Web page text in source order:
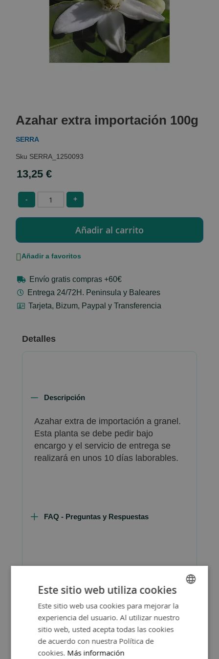
the
of
images
gallery
Azahar extra importación 100g
SERRA
SERRA_1250093
13,25 €
- +
Añadir a favoritos
Envío gratis compras +60€
Entrega 24/72H. Peninsula y Baleares
Tarjeta, Bizum, Paypal y Transferencia
Detalles
Descripción
Azahar extra de importación a granel.
Esta planta se debe pedir bajo
encargo y el servicio de entrega se
realizará en unos 10 días laborables.
FAQ - Preguntas y Respuestas
SPANISH
ENGLISH
Este sitio web utiliza cookies
Este sitio web usa cookies para mejorar la
experiencia del usuario. Al utilizar nuestro
sitio web, usted acepta todas las cookies
de acuerdo con nuestra Política de
cookies. Más información